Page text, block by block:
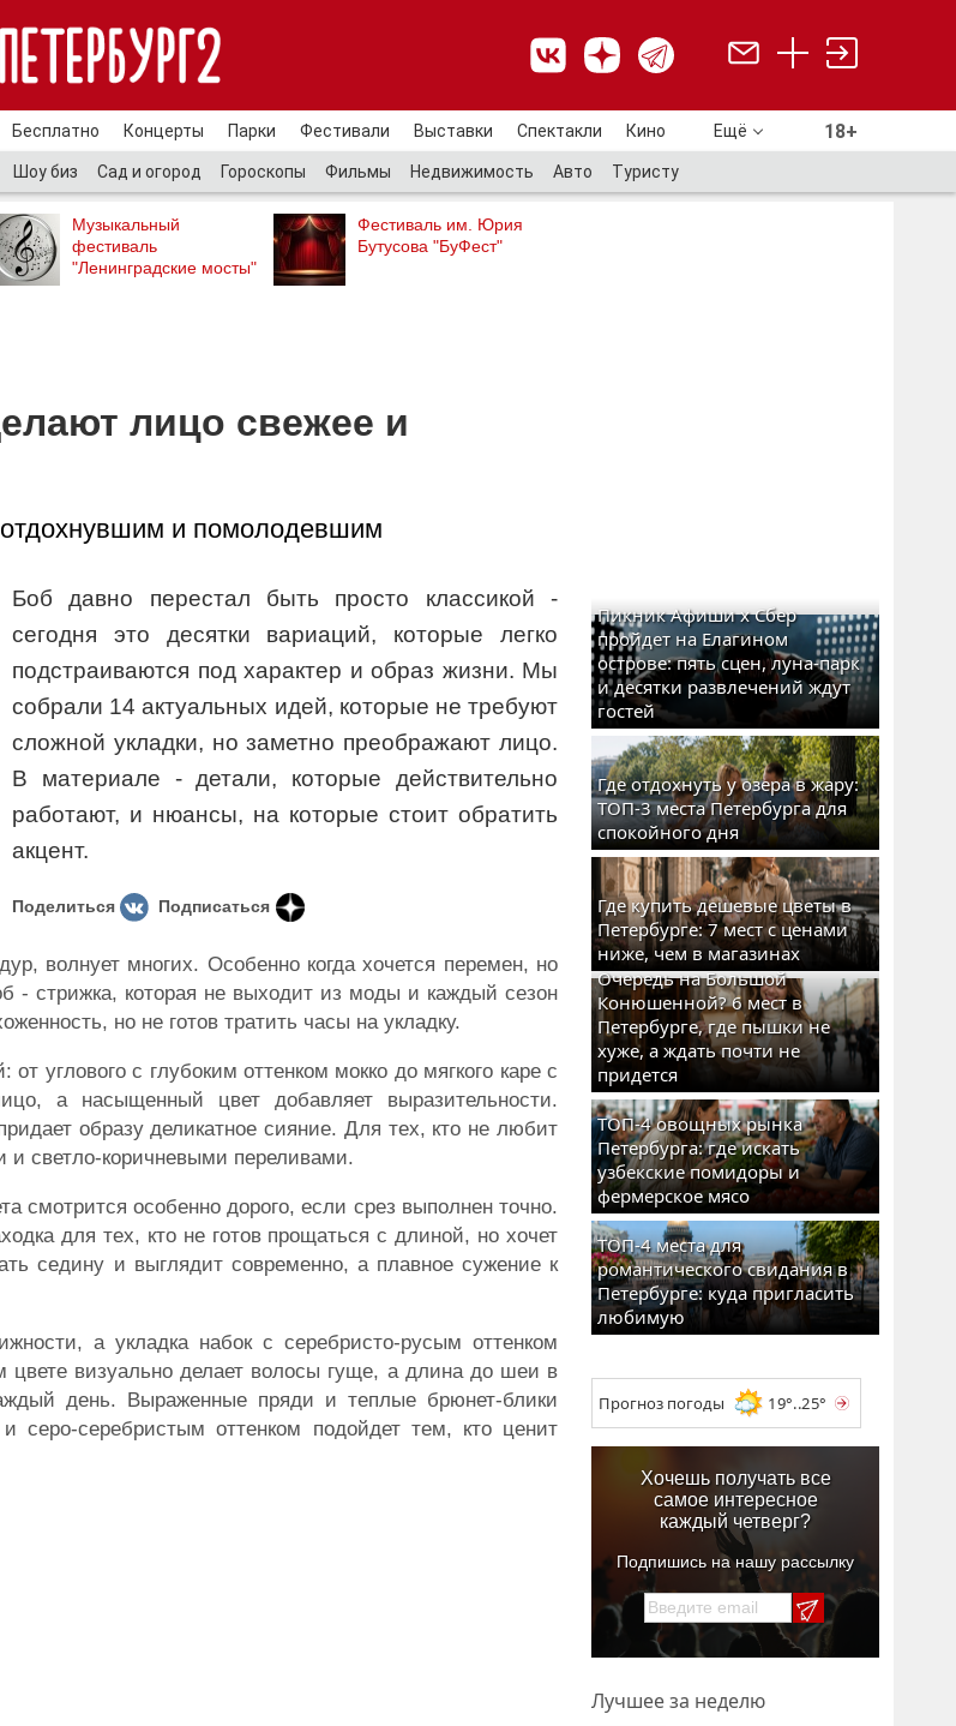
Бесплатно Концерты Парки Фестивали Выставки Спектакли Кино Ещё 18+
Шоу биз Сад и огород Гороскопы Фильмы Недвижимость Авто Туристу
Музыкальный
фестиваль
"Ленинградские мосты"
Фестиваль им. Юрия
Бутусова "БуФест"
лицо свежее и
отдохнувшим и помолодевшим
Боб давно перестал быть просто классикой -
сегодня это десятки вариаций, которые легко
подстраиваются под характер и образ жизни. Мы
собрали 14 актуальных идей, которые не требуют
сложной укладки, но заметно преображают лицо.
В материале - детали, которые действительно
работают, и нюансы, на которые стоит обратить
акцент.
Поделиться Подписаться
волнует многих. Особенно когда хочется перемен, но
- стрижка, которая не выходит из моды и каждый сезон
но не готов тратить часы на укладку.
углового с глубоким оттенком мокко до мягкого каре с
а насыщенный цвет добавляет выразительности.
образу деликатное сияние. Для тех, кто не любит
и светло-коричневыми переливами.
смотрится особенно дорого, если срез выполнен точно.
для тех, кто не готов прощаться с длиной, но хочет
седину и выглядит современно, а плавное сужение к
а укладка набок с серебристо-русым оттенком
цвете визуально делает волосы гуще, а длина до шеи в
день. Выраженные пряди и теплые брюнет-блики
серо-серебристым оттенком подойдет тем, кто ценит
Пикник Афиши x Сбер
пройдет на Елагином
острове: пять сцен, луна-парк
и десятки развлечений ждут
гостей
Где отдохнуть у озера в жару:
ТОП-3 места Петербурга для
спокойного дня
Где купить дешевые цветы в
Петербурге: 7 мест с ценами
ниже, чем в магазинах
Очередь на Большой
Конюшенной? 6 мест в
Петербурге, где пышки не
хуже, а ждать почти не
придется
ТОП-4 овощных рынка
Петербурга: где искать
узбекские помидоры и
фермерское мясо
ТОП-4 места для
романтического свидания в
Петербурге: куда пригласить
любимую
Прогноз погоды 19°..25°
Хочешь получать все
самое интересное
каждый четверг?
Подпишись на нашу рассылку
Лучшее за неделю